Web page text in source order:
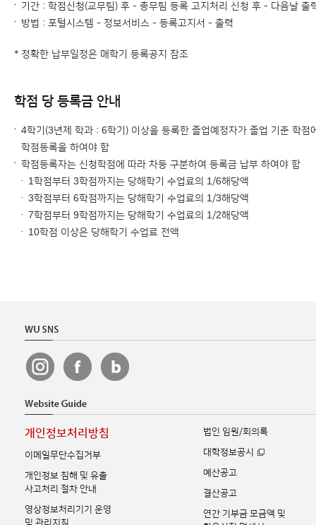
기간 : 학점신청(교무팀) 후 - 총무팀 등록 고지처리 신청 후 - 다음날 출
방법 : 포털시스템 - 정보서비스 - 등록고지서 - 출력
* 정확한 납부일정은 매학기 등록공지 참조
학점 당 등록금 안내
4학기(3년제 학과 : 6학기) 이상을 등록한 졸업예정자가 졸업 기준 학점
학점등록을 하여야 함
학점등록자는 신청학점에 따라 차등 구분하여 등록금 납부 하여야 함
1학점부터 3학점까지는 당해학기 수업료의 1/6해당액
3학점부터 6학점까지는 당해학기 수업료의 1/3해당액
7학점부터 9학점까지는 당해학기 수업료의 1/2해당액
10학점 이상은 당해학기 수업료 전액
개인정보처리방침
이메일무단수집거부
개인정보 침해 및 유출
사고처리 절차 안내
영상정보처리기기 운영
및 관리지침
법인 임원/회의록
대학정보공시
예산공고
결산공고
연간 기부금 모금액 및